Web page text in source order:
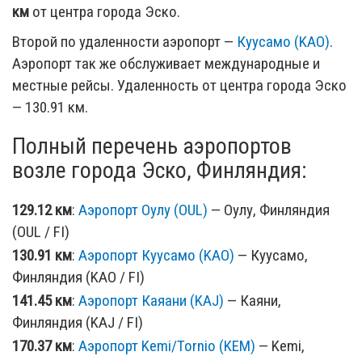
км от центра города Эско.
Второй по удаленности аэропорт — Куусамо (KAO).
Аэропорт так же обслуживает международные и
местные рейсы. Удаленность от центра города Эско
— 130.91 км.
Полный перечень аэропортов
возле города Эско, Финляндия:
129.12 км: Аэропорт Оулу (OUL) — Оулу, Финляндия
(OUL / FI)
130.91 км: Аэропорт Куусамо (KAO) — Куусамо,
Финляндия (KAO / FI)
141.45 км: Аэропорт Каяани (KAJ) — Каяни,
Финляндия (KAJ / FI)
170.37 км: Аэропорт Kemi/Tornio (KEM) — Kemi,